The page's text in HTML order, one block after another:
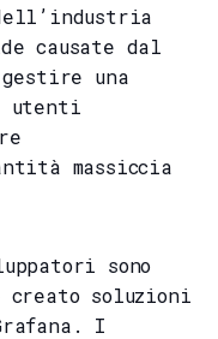
causate dal
gestire una
utenti
massiccia
sono
creato soluzioni
I